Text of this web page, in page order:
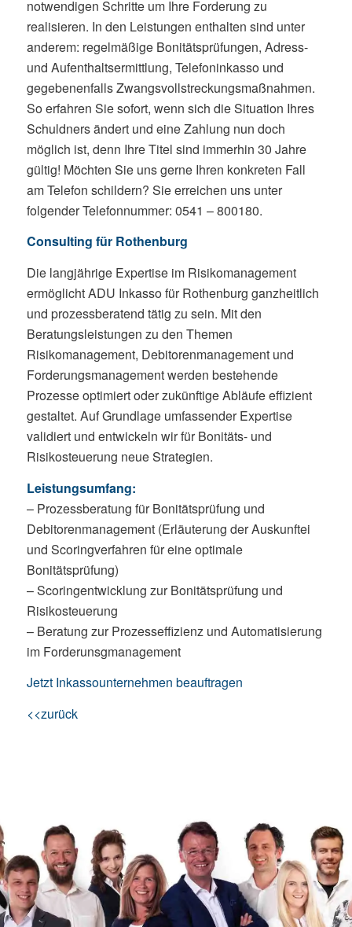
notwendigen Schritte um Ihre Forderung zu
realisieren. In den Leistungen enthalten sind unter
anderem: regelmäßige Bonitätsprüfungen, Adress-
und Aufenthaltsermittlung, Telefoninkasso und
gegebenenfalls Zwangsvollstreckungsmaßnahmen.
So erfahren Sie sofort, wenn sich die Situation Ihres
Schuldners ändert und eine Zahlung nun doch
möglich ist, denn Ihre Titel sind immerhin 30 Jahre
gültig! Möchten Sie uns gerne Ihren konkreten Fall
am Telefon schildern? Sie erreichen uns unter
folgender Telefonnummer: 0541 – 800180.
Consulting für Rothenburg
Die langjährige Expertise im Risikomanagement
ermöglicht ADU Inkasso für Rothenburg ganzheitlich
und prozessberatend tätig zu sein. Mit den
Beratungsleistungen zu den Themen
Risikomanagement, Debitorenmanagement und
Forderungsmanagement werden bestehende
Prozesse optimiert oder zukünftige Abläufe effizient
gestaltet. Auf Grundlage umfassender Expertise
validiert und entwickeln wir für Bonitäts- und
Risikosteuerung neue Strategien.
Leistungsumfang:
– Prozessberatung für Bonitätsprüfung und
Debitorenmanagement (Erläuterung der Auskunftei
und Scoringverfahren für eine optimale
Bonitätsprüfung)
– Scoringentwicklung zur Bonitätsprüfung und
Risikosteuerung
– Beratung zur Prozesseffizienz und Automatisierung
im Forderunsgmanagement
Jetzt Inkassounternehmen beauftragen
<<zurück